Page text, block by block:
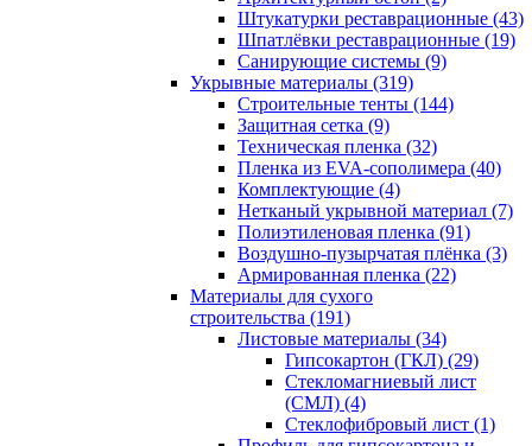
Штукатурки реставрационные (43)
Шпатлёвки реставрационные (19)
Санирующие системы (9)
Укрывные материалы (319)
Строительные тенты (144)
Защитная сетка (9)
Техническая пленка (32)
Пленка из EVA-сополимера (40)
Комплектующие (4)
Нетканый укрывной материал (7)
Полиэтиленовая пленка (91)
Воздушно-пузырчатая плёнка (3)
Армированная пленка (22)
Материалы для сухого
строительства (191)
Листовые материалы (34)
Гипсокартон (ГКЛ) (29)
Стекломагниевый лист
(СМЛ) (4)
Cтеклофибровый лист (1)